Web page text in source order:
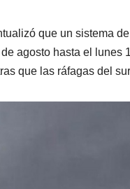
que un sistema
agosto hasta el lunes
que las ráfagas del